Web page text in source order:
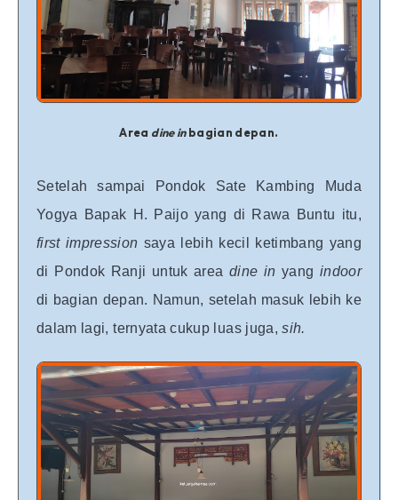
Area dine inbagian depan.
Setelah sampai Pondok Sate Kambing Muda
Yogya Bapak H. Paijo yang di Rawa Buntu itu,
first impression saya lebih kecil ketimbang yang
di Pondok Ranji untuk area dine inyang indoor
di bagian depan. Namun, setelah masuk lebih ke
dalam lagi, ternyata cukup luas juga,sih.